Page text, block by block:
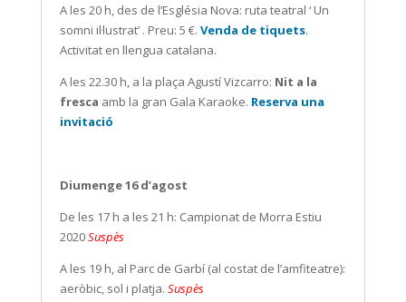
A les 20 h, des de l’Església Nova: ruta teatral ‘ Un
somni il·lustrat’ . Preu: 5 €. Venda de tiquets.
Activitat en llengua catalana.
A les 22.30 h, a la plaça Agustí Vizcarro: Nit a la
fresca amb la gran Gala Karaoke. Reserva una
invitació
Diumenge 16 d’agost
De les 17 h a les 21 h: Campionat de Morra Estiu
2020Suspès
A les 19 h, al Parc de Garbí (al costat de l’amfiteatre):
aeròbic, sol i platja. Suspès